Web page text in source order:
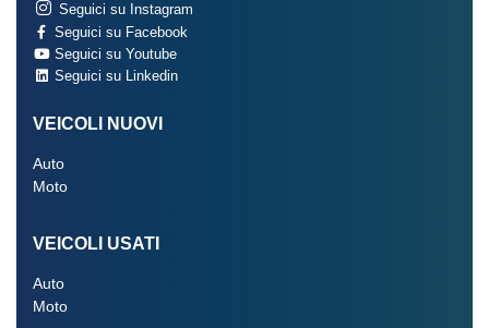
Speaker stereo con 6 altoparlanti
Specchietti retrovisori anabbaglianti
Start & stop
Tergicristalli
Seguici su Instagram
Seguici su Facebook
Seguici su Youtube
Seguici su Linkedin
VEICOLI NUOVI
Auto
Moto
VEICOLI USATI
Auto
Moto